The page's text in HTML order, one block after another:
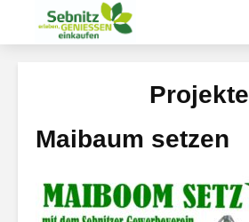
Projekte
Maibaum setzen